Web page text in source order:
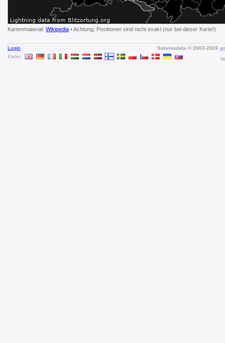
Kartenmaterial: Wikipedia • Achtung: Positionen sind nicht exakt (nur bei dieser Karte!)
Login
Kielet:
Salamadata © 2003-2026